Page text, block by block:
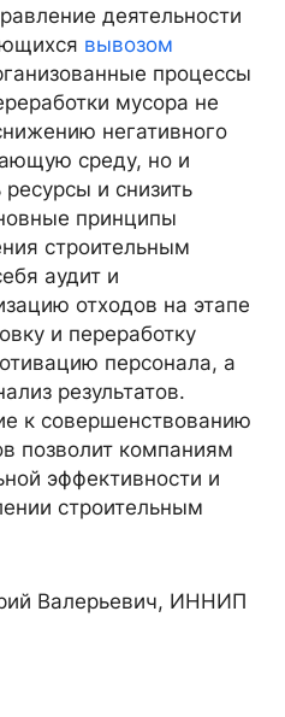
деятельности
вывозом
процессы
мусора не
негативного
среду, но и
и снизить
принципы
строительным
аудит и
отходов на этапе
и переработку
персонала, а
результатов.
к совершенствованию
позволит компаниям
эффективности и
строительным
Валерьевич, ИННИП